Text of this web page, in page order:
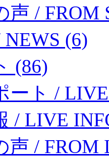
声 / FROM
(6)
(86)
ート / LIVE
/ LIVE
声 / FROM